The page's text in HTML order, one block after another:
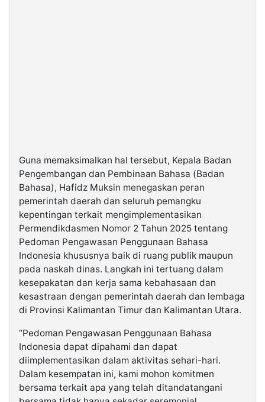
Guna memaksimalkan hal tersebut, Kepala Badan
Pengembangan dan Pembinaan Bahasa (Badan
Bahasa), Hafidz Muksin menegaskan peran
pemerintah daerah dan seluruh pemangku
kepentingan terkait mengimplementasikan
Permendikdasmen Nomor 2 Tahun 2025 tentang
Pedoman Pengawasan Penggunaan Bahasa
Indonesia khususnya baik di ruang publik maupun
pada naskah dinas. Langkah ini tertuang dalam
kesepakatan dan kerja sama kebahasaan dan
kesastraan dengan pemerintah daerah dan lembaga
di Provinsi Kalimantan Timur dan Kalimantan Utara.
“Pedoman Pengawasan Penggunaan Bahasa
Indonesia dapat dipahami dan dapat
diimplementasikan dalam aktivitas sehari-hari.
Dalam kesempatan ini, kami mohon komitmen
bersama terkait apa yang telah ditandatangani